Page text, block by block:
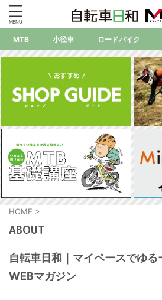
MTB 小径車 ロードバイク
HOME >
ABOUT
自転車日和｜マイペースでゆ
WEBマガジン